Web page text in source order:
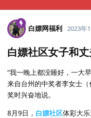
白嫖网福利 2023年
白嫖社区女子和
“我一晚上都没睡好，一大
来自台州的中奖者李女士
奖时兴奋地说。
8月9日， 白嫖社区体彩大